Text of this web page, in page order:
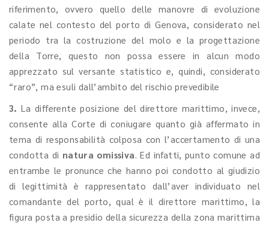
riferimento, ovvero quello delle manovre di evoluzione
calate nel contesto del porto di Genova, considerato nel
periodo tra la costruzione del molo e la progettazione
della Torre, questo non possa essere in alcun modo
apprezzato sul versante statistico e, quindi, considerato
“raro”, ma esuli dall’ambito del rischio prevedibile
3. La differente posizione del direttore marittimo, invece,
consente alla Corte di coniugare quanto già affermato in
tema di responsabilità colposa con l’accertamento di una
condotta di natura omissiva. Ed infatti, punto comune ad
entrambe le pronunce che hanno poi condotto al giudizio
di legittimità è rappresentato dall’aver individuato nel
comandante del porto, qual è il direttore marittimo, la
figura posta a presidio della sicurezza della zona marittima